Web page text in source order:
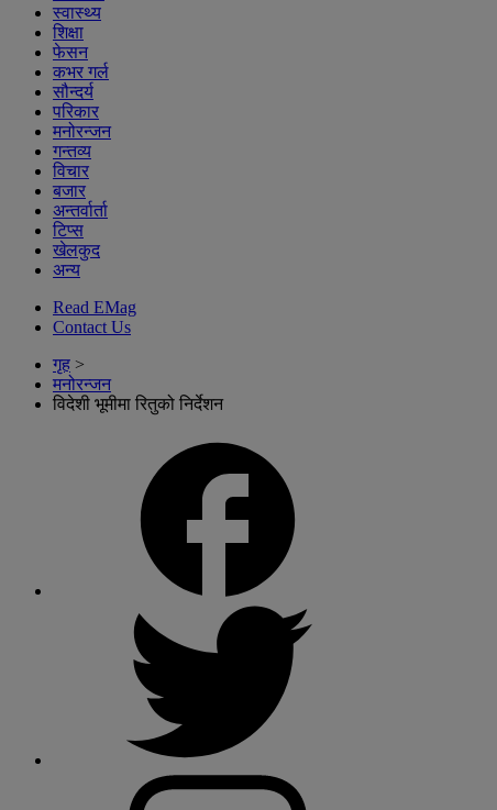
स्वास्थ्य
शिक्षा
फेसन
कभर गर्ल
सौन्दर्य
परिकार
मनोरन्जन
गन्तव्य
विचार
बजार
अन्तर्वार्ता
टिप्स
खेलकुद
अन्य
Read EMag
Contact Us
गृह >
मनोरन्जन
विदेशी भूमीमा रितुको निर्देशन